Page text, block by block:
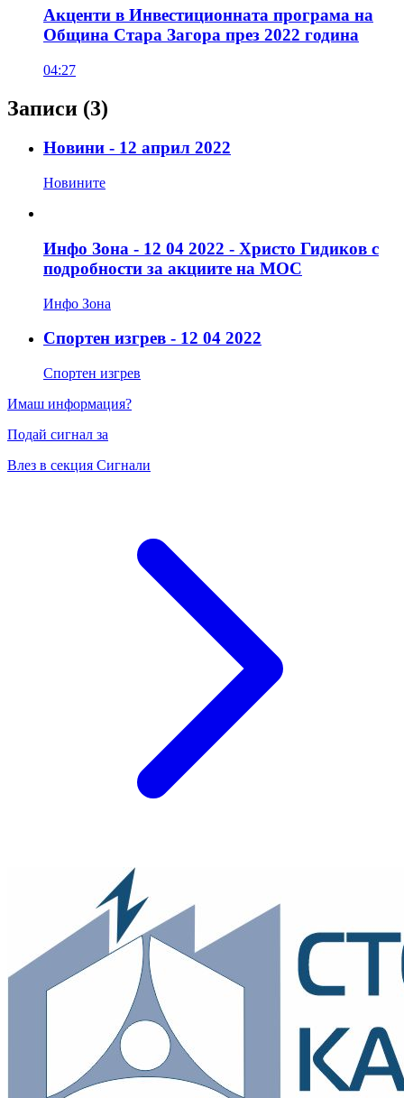
Акценти в Инвестиционната програма на
Община Стара Загора през 2022 година
04:27
Записи (3)
Новини - 12 април 2022
Новините
Инфо Зона - 12 04 2022 - Христо Гидиков с
подробности за акциите на МОС
Инфо Зона
Спортен изгрев - 12 04 2022
Спортен изгрев
Имаш информация?
Подай сигнал за
Влез в секция Сигнали